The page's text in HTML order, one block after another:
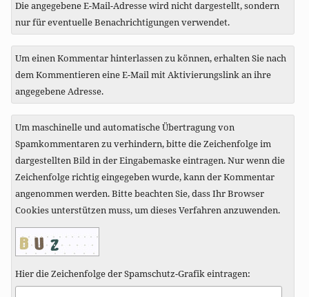
Die angegebene E-Mail-Adresse wird nicht dargestellt, sondern
nur für eventuelle Benachrichtigungen verwendet.
Um einen Kommentar hinterlassen zu können, erhalten Sie nach
dem Kommentieren eine E-Mail mit Aktivierungslink an ihre
angegebene Adresse.
Um maschinelle und automatische Übertragung von
Spamkommentaren zu verhindern, bitte die Zeichenfolge im
dargestellten Bild in der Eingabemaske eintragen. Nur wenn die
Zeichenfolge richtig eingegeben wurde, kann der Kommentar
angenommen werden. Bitte beachten Sie, dass Ihr Browser
Cookies unterstützen muss, um dieses Verfahren anzuwenden.
Hier die Zeichenfolge der Spamschutz-Grafik eintragen: